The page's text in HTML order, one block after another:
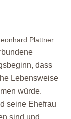
Plattner
dass
Lebensweise
würde.
seine Ehefrau
sind und